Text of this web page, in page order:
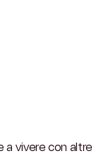
a vivere con altre